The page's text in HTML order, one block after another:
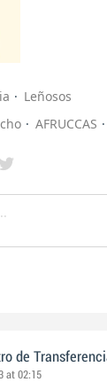
Leñosos
AFRUCCAS
de
at 02:15